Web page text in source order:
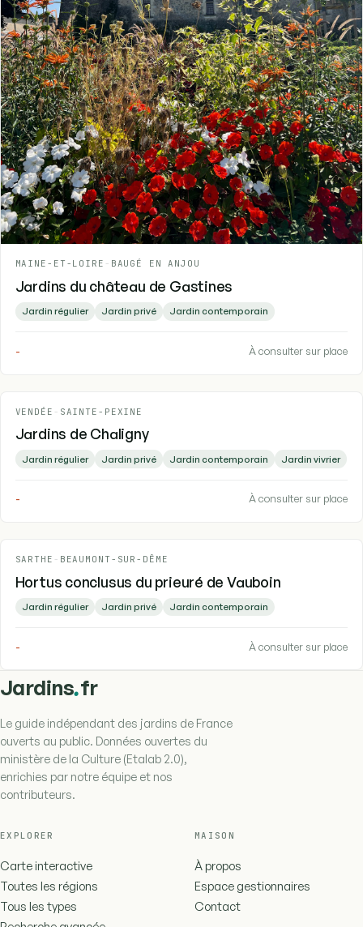
MAINE-ET-LOIRE - BAUGÉ EN ANJOU
Jardins du château de Gastines
Jardin régulier Jardin privé Jardin contemporain
- À consulter sur place
VENDÉE - SAINTE-PEXINE
Jardins de Chaligny
Jardin régulier Jardin privé Jardin contemporain Jardin vivrier
- À consulter sur place
SARTHE - BEAUMONT-SUR-DÊME
Hortus conclusus du prieuré de Vauboin
Jardin régulier Jardin privé Jardin contemporain
- À consulter sur place
Jardins.fr
Le guide indépendant des jardins de France
ouverts au public. Données ouvertes du
ministère de la Culture (Etalab 2.0),
enrichies par notre équipe et nos
contributeurs.
EXPLORER
Carte interactive
Toutes les régions
Tous les types
MAISON
À propos
Espace gestionnaires
Contact